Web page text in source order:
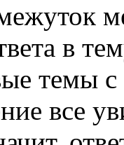
в
темы
все